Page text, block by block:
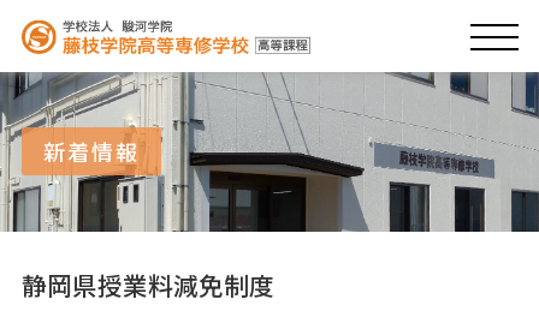
新着情報
静岡県授業料減免制度